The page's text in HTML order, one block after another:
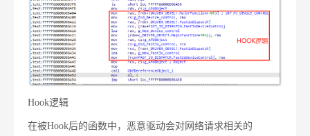
Hook逻辑
在被Hook后的函数中，恶意驱动会对网络请求相关的